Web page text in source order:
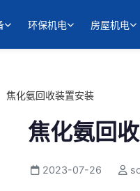
环保机电 房屋机电
焦化氨回收装置安装
焦化氨回
2023-07-26